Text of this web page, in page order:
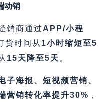
动销
销商通过 APP/小程
货时间从 1小时缩短至5
15天降至5天 。
子海报、短视频营销、
营销转化率提升30%​ ，